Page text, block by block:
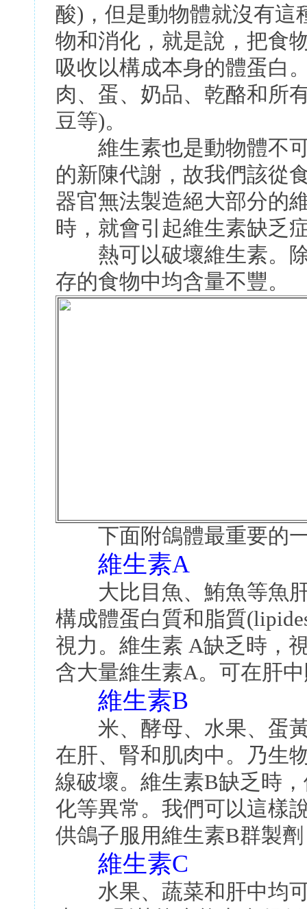
酸)，但是動物體就沒有這
物和消化，就是說，把食
吸收以構成本身的體蛋白
肉、蛋、奶品、乾酪和所
豆等)。
維生素也是動物體不可
的新陳代謝，故我們該從
器官無法製造絕大部分的
時，就會引起維生素缺乏
熱可以破壞維生素。除
存的食物中均含量不豐。
下面附鴿體最重要的
維生素A
大比目魚、鮪魚等魚肝
構成體蛋白質和脂質
視力。維生素 A缺乏時，
含大量維生素A。可在肝
維生素B
米、酵母、水果、蛋黃
在肝、腎和肌肉中。乃生
線破壞。維生素B缺乏時
化等異常。我們可以這樣
供鴿子服用維生素B群製
維生素C
水果、蔬菜和肝中均可